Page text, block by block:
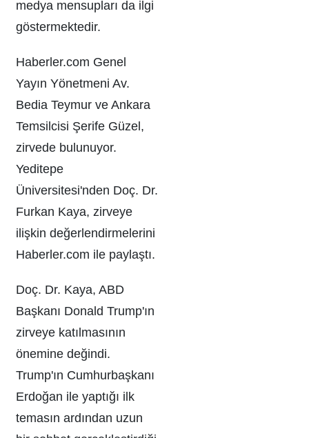
medya mensupları da ilgi
göstermektedir.
Haberler.com Genel
Yayın Yönetmeni Av.
Bedia Teymur ve Ankara
Temsilcisi Şerife Güzel,
zirvede bulunuyor.
Yeditepe
Üniversitesi'nden Doç. Dr.
Furkan Kaya, zirveye
ilişkin değerlendirmelerini
Haberler.com ile paylaştı.
Doç. Dr. Kaya, ABD
Başkanı Donald Trump'ın
zirveye katılmasının
önemine değindi.
Trump'ın Cumhurbaşkanı
Erdoğan ile yaptığı ilk
temasın ardından uzun